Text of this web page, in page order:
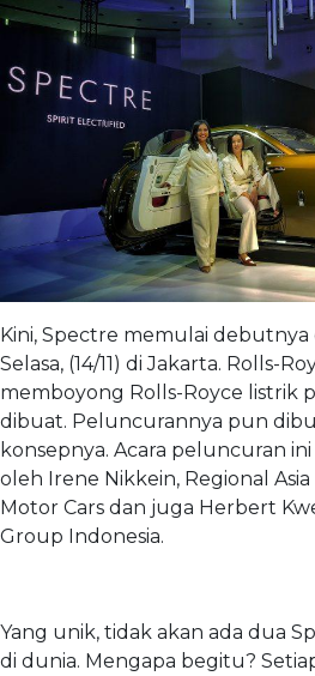
Kini, Spectre memulai debutnya
Selasa, (14/11) di Jakarta. Rolls-
memboyong Rolls-Royce listrik
dibuat. Peluncurannya pun
konsepnya. Acara peluncuran
oleh Irene Nikkein, Regional
Motor Cars dan juga Herbert
Group Indonesia.
Yang unik, tidak akan ada dua
di dunia. Mengapa begitu?